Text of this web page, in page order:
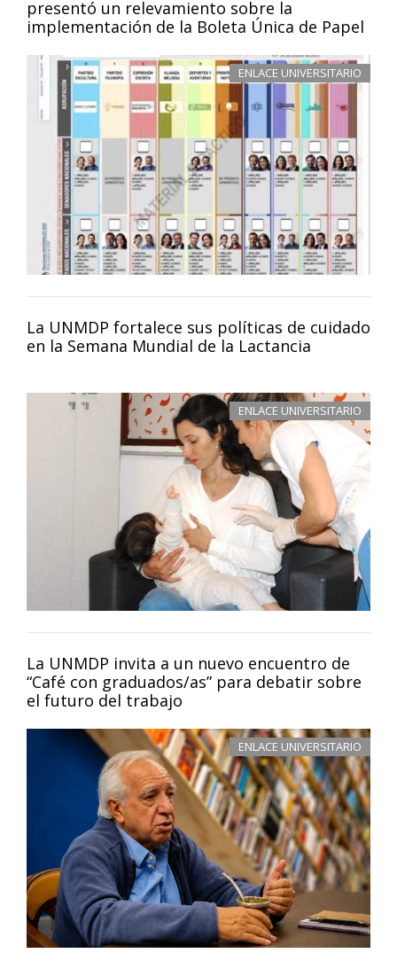
presentó un relevamiento sobre la
implementación de la Boleta Única de Papel
ENLACE UNIVERSITARIO
La UNMDP fortalece sus políticas de cuidado
en la Semana Mundial de la Lactancia
ENLACE UNIVERSITARIO
La UNMDP invita a un nuevo encuentro de
“Café con graduados/as” para debatir sobre
el futuro del trabajo
ENLACE UNIVERSITARIO